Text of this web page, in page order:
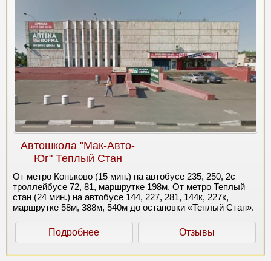
Автошкола "Мак-Авто-
Юг" Теплый Стан
От метро Коньково (15 мин.) на автобусе 235, 250, 2с
троллейбусе 72, 81, маршрутке 198м. От метро Теплый
стан (24 мин.) на автобусе 144, 227, 281, 144к, 227к,
маршрутке 58м, 388м, 540м до остановки «Теплый Стан».
Подробнее Отзывы